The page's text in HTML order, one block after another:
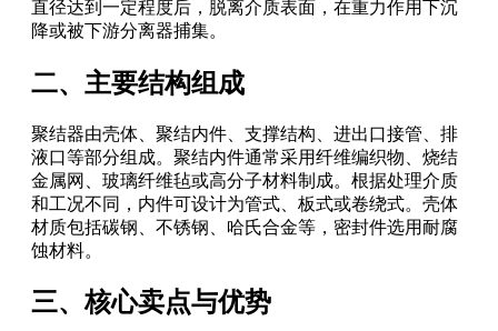
直径达到一定程度后，脱离介质表面，在重力作用下沉
降或被下游分离器捕集。
二、主要结构组成
聚结器由壳体、聚结内件、支撑结构、进出口接管、排
液口等部分组成。聚结内件通常采用纤维编织物、烧结
金属网、玻璃纤维毡或高分子材料制成。根据处理介质
和工况不同，内件可设计为管式、板式或卷绕式。壳体
材质包括碳钢、不锈钢、哈氏合金等，密封件选用耐腐
蚀材料。
三、核心卖点与优势